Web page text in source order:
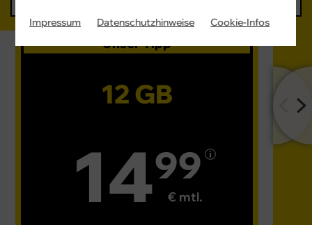
Unser Tipp
12 GB
1499
€ mtl.
Impressum Datenschutzhinweise Cookie-Infos